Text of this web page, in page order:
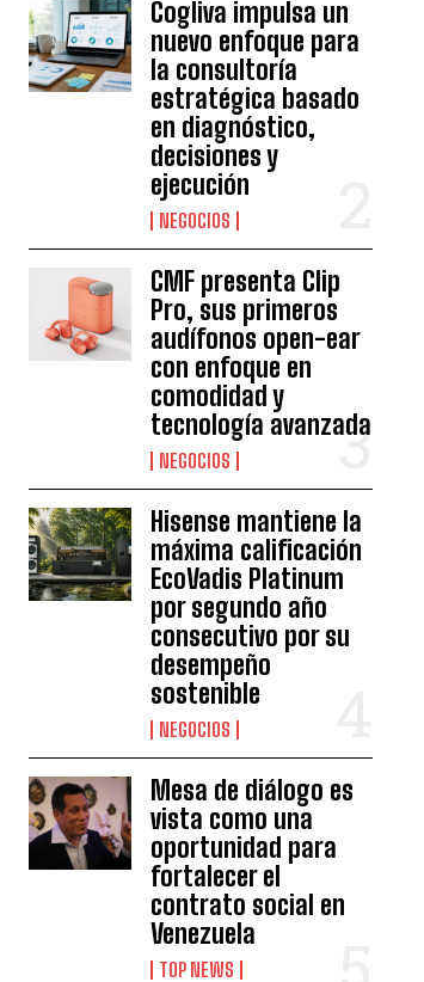
Cogliva impulsa un
nuevo enfoque para
la consultoría
estratégica basado
en diagnóstico,
decisiones y
ejecución
NEGOCIOS
CMF presenta Clip
Pro, sus primeros
audífonos open-ear
con enfoque en
comodidad y
tecnología avanzada
NEGOCIOS
Hisense mantiene la
máxima calificación
EcoVadis Platinum
por segundo año
consecutivo por su
desempeño
sostenible
NEGOCIOS
Mesa de diálogo es
vista como una
oportunidad para
fortalecer el
contrato social en
Venezuela
TOP NEWS